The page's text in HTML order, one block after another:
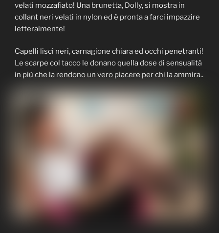
velati mozzafiato! Una brunetta, Dolly, si mostra in
collant neri velati in nylon ed è pronta a farci impazzire
letteralmente!
Capelli lisci neri, carnagione chiara ed occhi penetranti!
Le scarpe col tacco le donano quella dose di sensualità
in più che la rendono un vero piacere per chi la ammira..